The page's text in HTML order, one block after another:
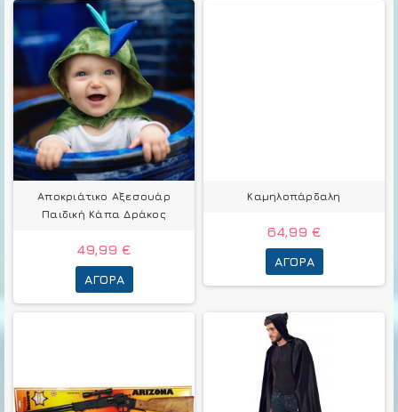
Αποκριάτικο Αξεσουάρ
Παιδική Κάπα Δράκος
49,99 €
ΑΓΟΡΆ
Καμηλοπάρδαλη
64,99 €
ΑΓΟΡΆ